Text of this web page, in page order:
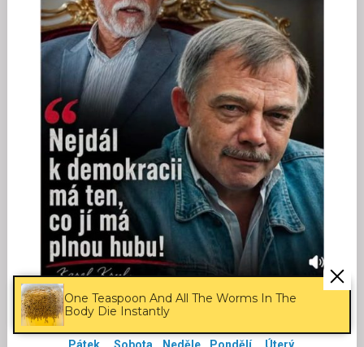
One Teaspoon And All The Worms In The
Body Die Instantly
POČASÍ
Pátek Sobota Neděle Pondělí Úterý